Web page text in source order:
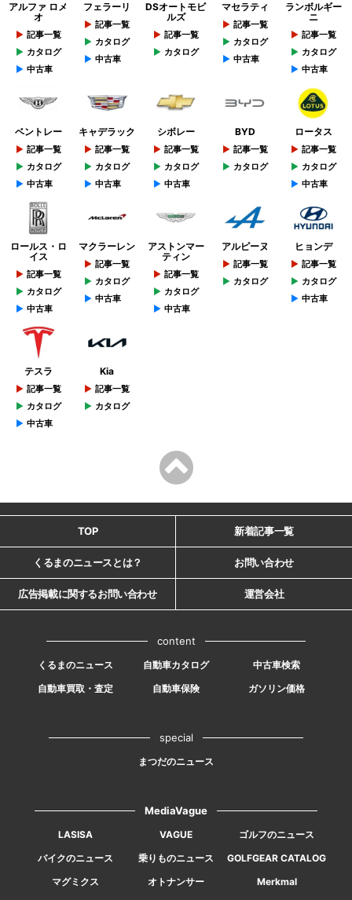
アルファ ロメ
オ
記事一覧
カタログ
中古車
フェラーリ
記事一覧
カタログ
中古車
DSオートモビ
ルズ
記事一覧
カタログ
マセラティ
記事一覧
カタログ
中古車
ランボルギー
ニ
記事一覧
カタログ
中古車
ベントレー
記事一覧
カタログ
中古車
キャデラック
記事一覧
カタログ
中古車
シボレー
記事一覧
カタログ
中古車
BYD
記事一覧
カタログ
ロータス
記事一覧
カタログ
中古車
ロールス・ロ
イス
記事一覧
カタログ
中古車
マクラーレン
記事一覧
カタログ
中古車
アストンマー
ティン
記事一覧
カタログ
中古車
アルピーヌ
記事一覧
カタログ
ヒョンデ
記事一覧
カタログ
中古車
テスラ
記事一覧
カタログ
中古車
Kia
記事一覧
カタログ
TOP 新着記事一覧
くるまのニュースとは？ お問い合わせ
広告掲載に関するお問い合わせ 運営会社
content
くるまのニュース 自動車カタログ
中古車検索
自動車買取・査定
自動車保険 ガソリン価格
special
まつだのニュース
MediaVague
LASISA VAGUE
ゴルフのニュース
バイクのニュース
乗りものニュース
GOLFGEAR CATALOG
マグミクス
オトナンサー
Merkmal